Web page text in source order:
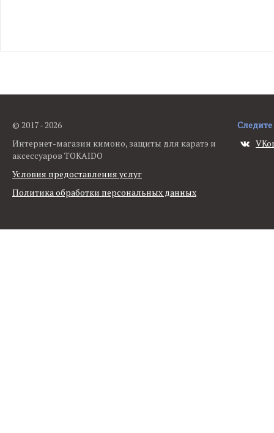
© 2017 - 2026
Интернет-магазин кимоно, защиты для каратэ и
аксессуаров TOKAIDO
Условия предоставления услуг
Политика обработки персональных данных